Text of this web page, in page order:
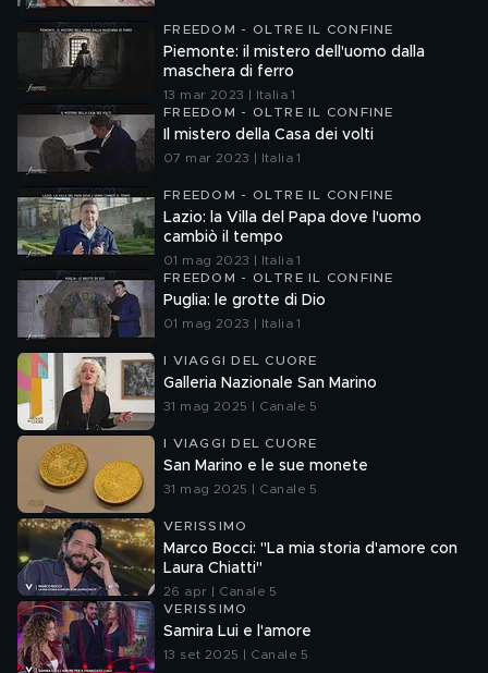
FREEDOM - OLTRE IL CONFINE
Piemonte: il mistero dell'uomo dalla
maschera di ferro
13 mar 2023 | Italia 1
FREEDOM - OLTRE IL CONFINE
Il mistero della Casa dei volti
07 mar 2023 | Italia 1
FREEDOM - OLTRE IL CONFINE
Lazio: la Villa del Papa dove l'uomo
cambiò il tempo
01 mag 2023 | Italia 1
FREEDOM - OLTRE IL CONFINE
Puglia: le grotte di Dio
01 mag 2023 | Italia 1
I VIAGGI DEL CUORE
Galleria Nazionale San Marino
31 mag 2025 | Canale 5
I VIAGGI DEL CUORE
San Marino e le sue monete
31 mag 2025 | Canale 5
VERISSIMO
Marco Bocci: "La mia storia d'amore con
Laura Chiatti"
26 apr | Canale 5
VERISSIMO
Samira Lui e l'amore
13 set 2025 | Canale 5